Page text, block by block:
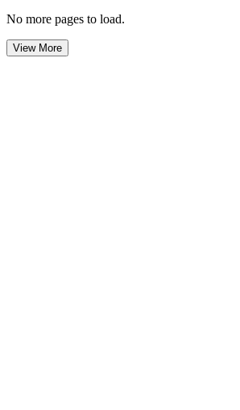
No more pages to load.
View More